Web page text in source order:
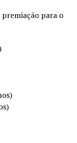
para o